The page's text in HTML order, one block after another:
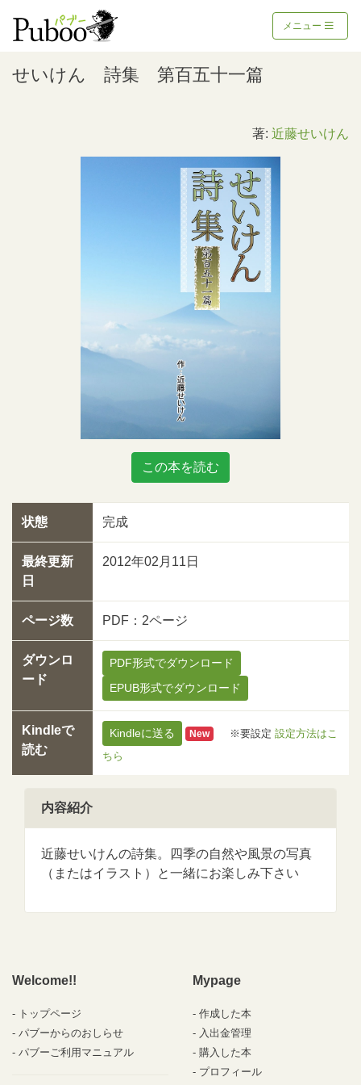
メニュー
せいけん 詩集 第百五十一篇
著: 近藤せいけん
この本を読む
状態 完成
最終更新
日
2012年02月11日
ページ数 PDF：2ページ
ダウンロ
ード
PDF形式でダウンロード
EPUB形式でダウンロード
Kindleで
読む
Kindleに送る New ※要設定 設定方法はこ
ちら
内容紹介
近藤せいけんの詩集。四季の自然や風景の写真
（またはイラスト）と一緒にお楽しみ下さい
Welcome!!
トップページ
パブーからのおしらせ
パブーご利用マニュアル
Mypage
作成した本
入出金管理
購入した本
プロフィール